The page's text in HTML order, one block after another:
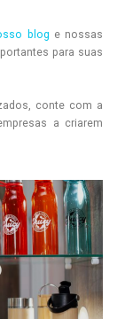
blog e nossas
para suas
conte com a
a criarem